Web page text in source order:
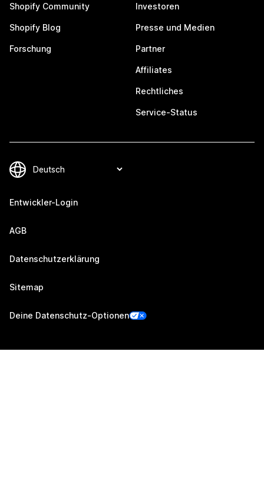
Shopify Community
Shopify Blog
Forschung
Investoren
Presse und Medien
Partner
Affiliates
Rechtliches
Service-Status
Entwickler-Login
AGB
Datenschutzerklärung
Sitemap
Deine Datenschutz-Optionen